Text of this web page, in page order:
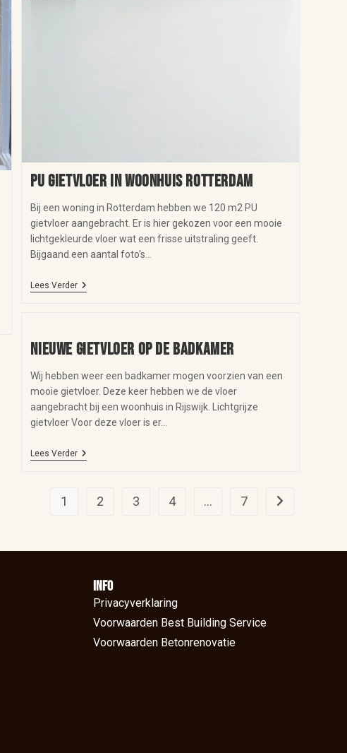
PU gietvloer in woonhuis Rotterdam
Bij een woning in Rotterdam hebben we 120 m2 PU
gietvloer aangebracht. Er is hier gekozen voor een mooie
lichtgekleurde vloer wat een frisse uitstraling geeft.
Bijgaand een aantal foto's…
Lees Verder
Nieuwe gietvloer op de badkamer
Wij hebben weer een badkamer mogen voorzien van een
mooie gietvloer. Deze keer hebben we de vloer
aangebracht bij een woonhuis in Rijswijk. Lichtgrijze
gietvloer Voor deze vloer is er…
Lees Verder
1 2 3 4 … 7
Info
Privacyverklaring
Voorwaarden Best Building Service
Voorwaarden Betonrenovatie